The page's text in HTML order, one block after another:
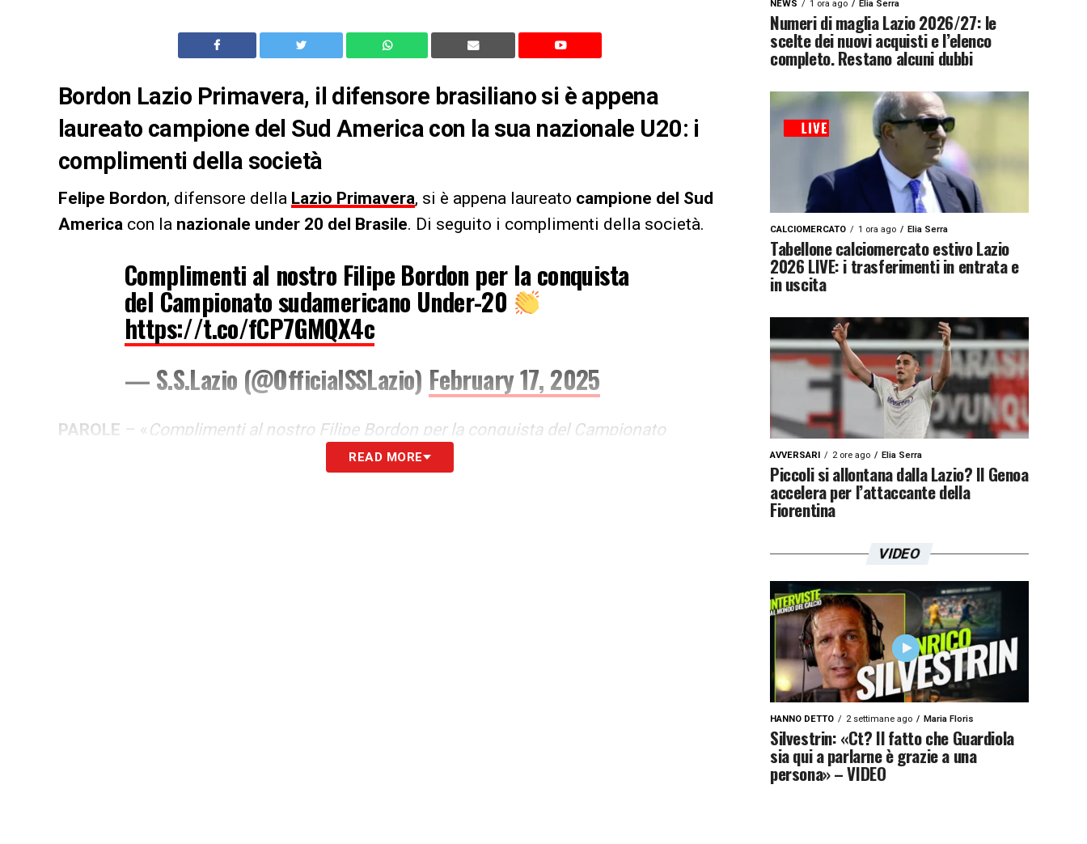
Bordon Lazio Primavera, il difensore brasiliano si è appena
laureato campione del Sud America con la sua nazionale U20: i
complimenti della società
Felipe Bordon, difensore della Lazio Primavera, si è appena laureato campione del Sud
America con la nazionale under 20 del Brasile. Di seguito i complimenti della società.
Complimenti al nostro Filipe Bordon per la conquista
del Campionato sudamericano Under-20
https://t.co/fCP7GMQX4c
— S.S.Lazio (@OfficialSSLazio) February 17, 2025
PAROLE – « Complimenti al nostro Filipe Bordon per la conquista del Campionato
READ MORE
NEWS 1 ora ago Elia Serra
Numeri di maglia Lazio 2026/27: le
scelte dei nuovi acquisti e l’elenco
completo. Restano alcuni dubbi
CALCIOMERCATO 1 ora ago Elia Serra
Tabellone calciomercato estivo Lazio
2026 LIVE: i trasferimenti in entrata e
in uscita
AVVERSARI 2 ore ago Elia Serra
Piccoli si allontana dalla Lazio? Il Genoa
accelera per l’attaccante della
Fiorentina
VIDEO
HANNO DETTO 2 settimane ago Maria Floris
Silvestrin: «Ct? Il fatto che Guardiola
sia qui a parlarne è grazie a una
persona» – VIDEO